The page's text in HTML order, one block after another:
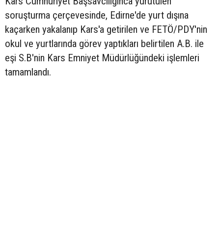
soruşturma çerçevesinde, Edirne'de yurt dışına
kaçarken yakalanıp Kars'a getirilen ve FETÖ/PDY'nin
okul ve yurtlarında görev yaptıkları belirtilen A.B. ile
eşi S.B'nin Kars Emniyet Müdürlüğündeki işlemleri
tamamlandı.